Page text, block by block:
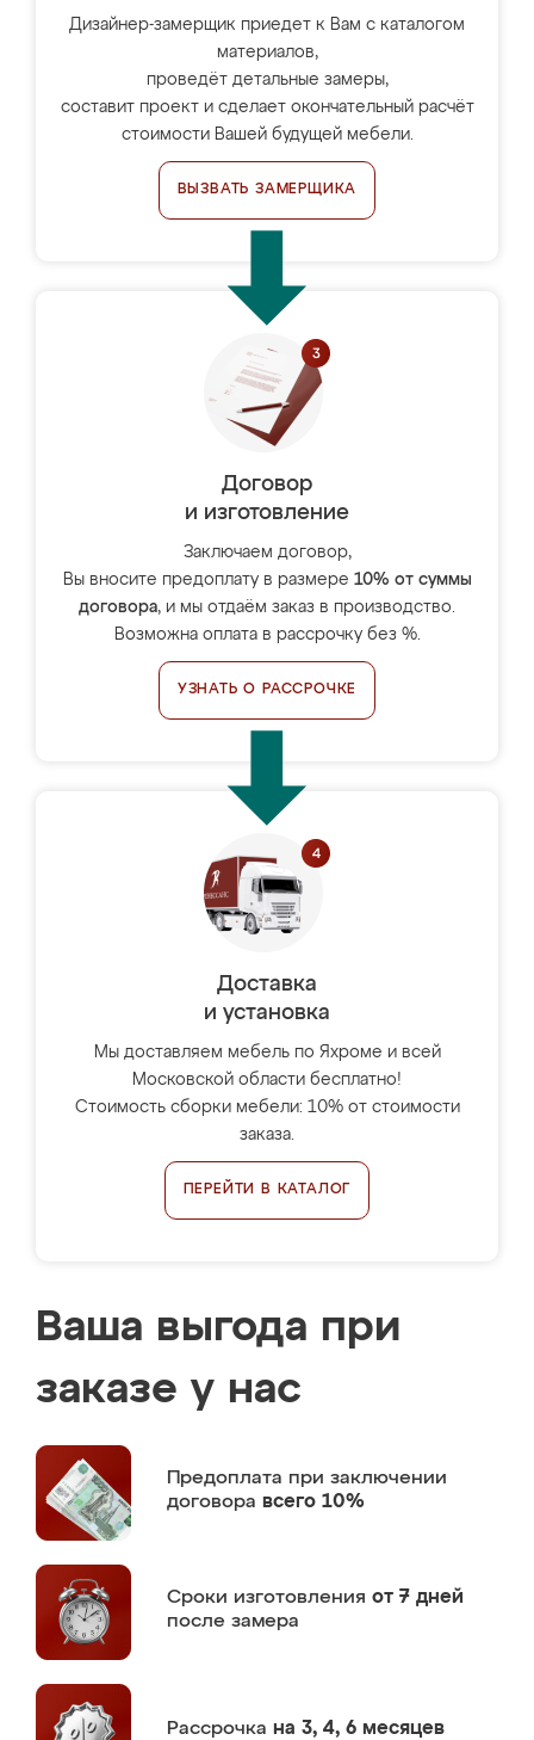
Дизайнер-замерщик приедет к Вам с каталогом
материалов,
проведёт детальные замеры,
составит проект и сделает окончательный расчёт
стоимости Вашей будущей мебели.
ВЫЗВАТЬ ЗАМЕРЩИКА
Договор
и изготовление
Заключаем договор,
Вы вносите предоплату в размере 10% от суммы
договора, и мы отдаём заказ в производство.
Возможна оплата в рассрочку без %.
УЗНАТЬ О РАССРОЧКЕ
Доставка
и установка
Мы доставляем мебель по Яхроме и всей
Московской области бесплатно!
Стоимость сборки мебели: 10% от стоимости
заказа.
ПЕРЕЙТИ В КАТАЛОГ
Ваша выгода при
заказе у нас
Предоплата при заключении
договора всего 10%
Сроки изготовления от 7 дней
после замера
Рассрочка на 3, 4, 6 месяцев